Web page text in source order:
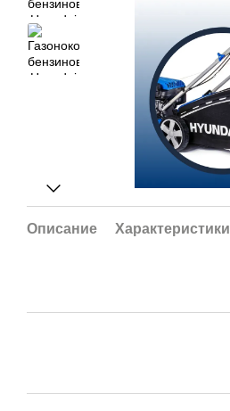
Описание Характеристики